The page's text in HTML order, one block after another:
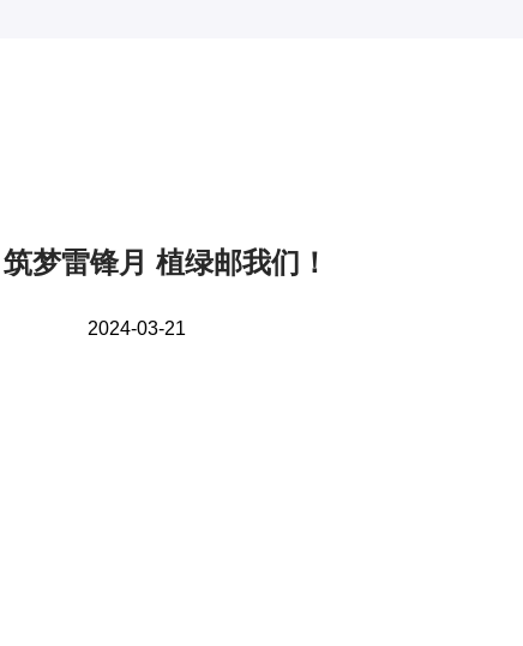
筑梦雷锋月 植绿邮我们！
2024-03-21